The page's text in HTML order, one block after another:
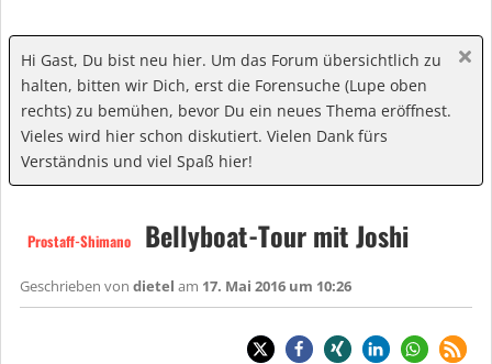
Hi Gast, Du bist neu hier. Um das Forum übersichtlich zu
halten, bitten wir Dich, erst die Forensuche (Lupe oben
rechts) zu bemühen, bevor Du ein neues Thema eröffnest.
Vieles wird hier schon diskutiert. Vielen Dank fürs
Verständnis und viel Spaß hier!
Prostaff-Shimano Bellyboat-Tour mit Joshi
Geschrieben von dietel am 17. Mai 2016 um 10:26